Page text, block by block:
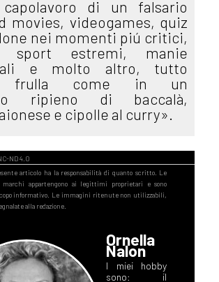
di un falsario
movies, videogames, quiz
nei momenti piú critici,
sport estremi, manie
e molto altro, tutto
frulla come in un
ripieno di baccalà,
e cipolle al curry».
Ornella
Nalon
I miei hobby
sono: il